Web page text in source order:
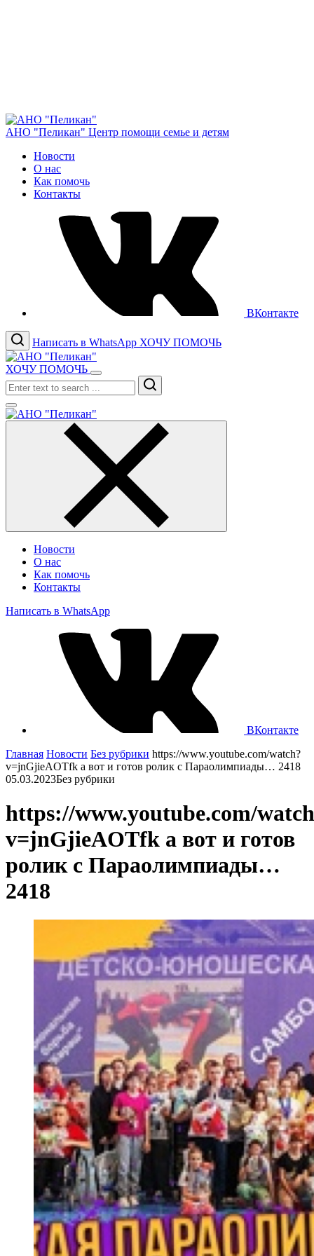
АНО "Пеликан" Центр помощи семье и детям
Новости
О нас
Как помочь
Контакты
ВКонтакте
Написать в WhatsApp ХОЧУ ПОМОЧЬ
ХОЧУ ПОМОЧЬ
Search
Новости
О нас
Как помочь
Контакты
Написать в WhatsApp
ВКонтакте
Главная Новости Без рубрики https://www.youtube.com/watch?
v=jnGjieAOTfk а вот и готов ролик с Параолимпиады… 2418
05.03.2023Без рубрики
https://www.youtube.com/
v=jnGjieAOTfk а вот и готов
ролик с Параолимпиады…
2418